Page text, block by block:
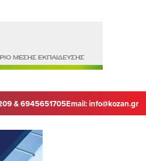
& 6945651705Email:info@kozan.gr